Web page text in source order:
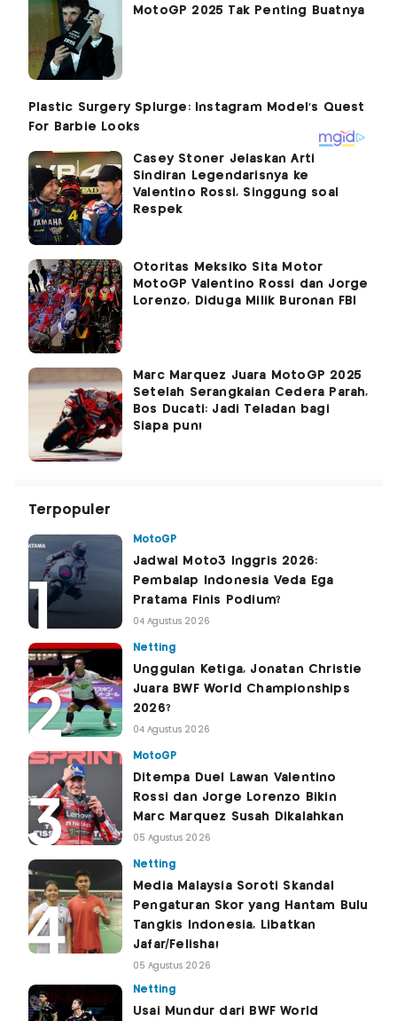
MotoGP 2025 Tak Penting Buatnya
Casey Stoner Jelaskan Arti
Sindiran Legendarisnya ke
Valentino Rossi, Singgung soal
Respek
Otoritas Meksiko Sita Motor
MotoGP Valentino Rossi dan Jorge
Lorenzo, Diduga Milik Buronan FBI
Marc Marquez Juara MotoGP 2025
Setelah Serangkaian Cedera Parah,
Bos Ducati: Jadi Teladan bagi
Siapa pun!
Terpopuler
MotoGP
Jadwal Moto3 Inggris 2026:
Pembalap Indonesia Veda Ega
Pratama Finis Podium?
04 Agustus 2026
Netting
Unggulan Ketiga, Jonatan Christie
Juara BWF World Championships
2026?
04 Agustus 2026
MotoGP
Ditempa Duel Lawan Valentino
Rossi dan Jorge Lorenzo Bikin
Marc Marquez Susah Dikalahkan
05 Agustus 2026
Netting
Media Malaysia Soroti Skandal
Pengaturan Skor yang Hantam Bulu
Tangkis Indonesia, Libatkan
Jafar/Felisha!
05 Agustus 2026
Netting
Usai Mundur dari BWF World